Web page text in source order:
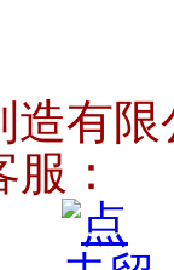
造有限
：